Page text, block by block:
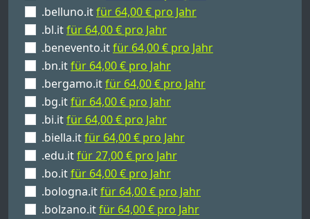
.belluno.itfür 64,00 € pro Jahr
.bl.itfür 64,00 € pro Jahr
.benevento.itfür 64,00 € pro Jahr
.bn.itfür 64,00 € pro Jahr
.bergamo.itfür 64,00 € pro Jahr
.bg.itfür 64,00 € pro Jahr
.bi.itfür 64,00 € pro Jahr
.biella.itfür 64,00 € pro Jahr
.edu.itfür 27,00 € pro Jahr
.bo.itfür 64,00 € pro Jahr
.bologna.itfür 64,00 € pro Jahr
.bolzano.itfür 64,00 € pro Jahr